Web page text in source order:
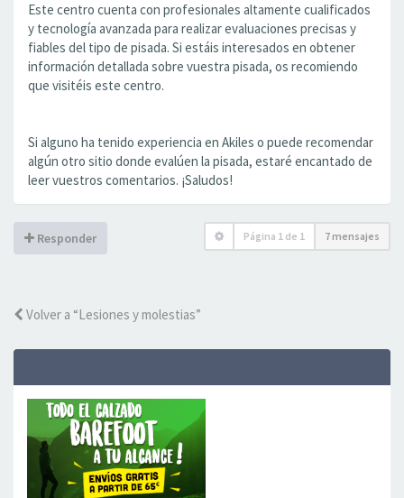
Este centro cuenta con profesionales altamente cualificados
y tecnología avanzada para realizar evaluaciones precisas y
fiables del tipo de pisada. Si estáis interesados en obtener
información detallada sobre vuestra pisada, os recomiendo
que visitéis este centro.
Si alguno ha tenido experiencia en Akiles o puede recomendar
algún otro sitio donde evalúen la pisada, estaré encantado de
leer vuestros comentarios. ¡Saludos!
Responder Página 1 de 1 7 mensajes
Volver a “Lesiones y molestias”